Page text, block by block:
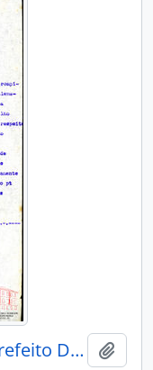
Fonograma enviado pelo Prefeito Dante Marcucci, para o Interventor Federal General Cordeiro de Farias